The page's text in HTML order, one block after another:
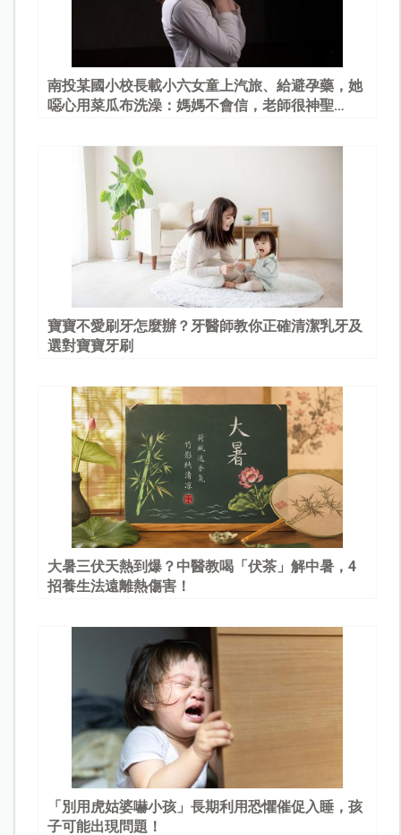
南投某國小校長載小六女童上汽旅、給避孕藥，她
噁心用菜瓜布洗澡：媽媽不會信，老師很神聖…
寶寶不愛刷牙怎麼辦？牙醫師教你正確清潔乳牙及
選對寶寶牙刷
大暑三伏天熱到爆？中醫教喝「伏茶」解中暑，4
招養生法遠離熱傷害！
「別用虎姑婆嚇小孩」長期利用恐懼催促入睡，孩
子可能出現問題！